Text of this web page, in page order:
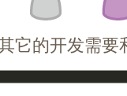
它的开发需要